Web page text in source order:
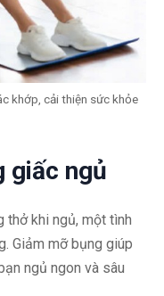
khớp, cải thiện sức khỏe
giấc ngủ
thở khi ngủ, một tình
Giảm mỡ bụng giúp
ngủ ngon và sâu